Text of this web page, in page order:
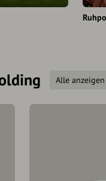
Alle anzeigen